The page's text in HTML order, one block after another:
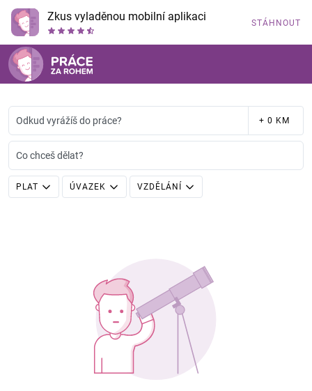
Zkus vyladěnou mobilní aplikaci STÁHNOUT
Odkud vyrážíš do práce? + 0 KM
Co chceš dělat?
PLAT ÚVAZEK VZDĚLÁNÍ